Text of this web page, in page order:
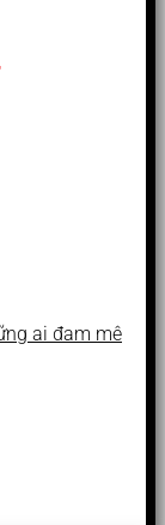
ai đam mê